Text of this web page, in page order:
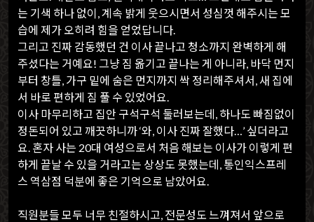
는 기색 하나 없이, 계속 밝게 웃으시면서 성심껏 해주시는 모
습에 제가 오히려 힘을 얻었답니다.
그리고 진짜 감동했던 건 이사 끝나고 청소까지 완벽하게 해
주셨다는 거예요! 그냥 짐 옮기고 끝나는 게 아니라, 바닥 먼지
부터 창틀, 가구 밑에 숨은 먼지까지 싹 정리해주셔서, 새 집에
서 바로 편하게 짐 풀 수 있었어요.
이사 마무리하고 집안 구석구석 둘러보는데, 하나도 빠짐없이
정돈되어 있고 깨끗하니까 ‘와, 이사 진짜 잘했다…’ 싶더라고
요. 혼자 사는 20대 여성으로서 처음 해보는 이사가 이렇게 편
하게 끝날 수 있을 거라고는 상상도 못했는데, 통인익스프레
스 역삼점 덕분에 좋은 기억으로 남았어요.
직원분들 모두 너무 친절하시고, 전문성도 느껴져서 앞으로